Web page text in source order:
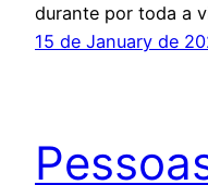
durante por toda a
15 de January de